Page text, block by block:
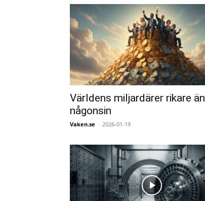
Världens miljardärer rikare än
någonsin
Vaken.se - 2026-01-19